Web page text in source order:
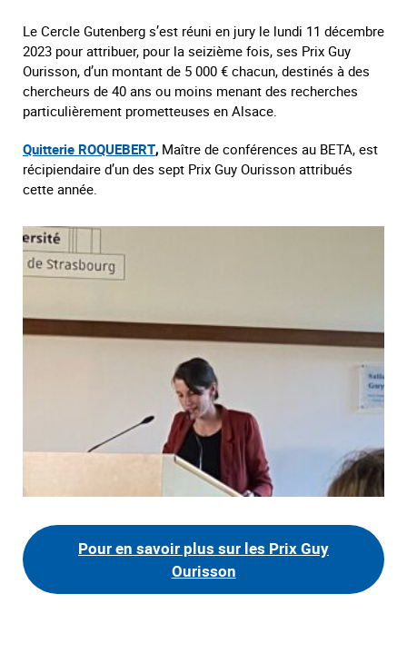
Le Cercle Gutenberg s’est réuni en jury le lundi 11 décembre
2023 pour attribuer, pour la seizième fois, ses Prix Guy
Ourisson, d’un montant de 5 000 € chacun, destinés à des
chercheurs de 40 ans ou moins menant des recherches
particulièrement prometteuses en Alsace.
Quitterie ROQUEBERT, Maître de conférences au BETA, est
récipiendaire d’un des sept Prix Guy Ourisson attribués
cette année.
Pour en savoir plus sur les Prix Guy
Ourisson